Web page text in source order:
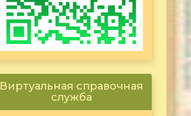
Виртуальная справочная
служба